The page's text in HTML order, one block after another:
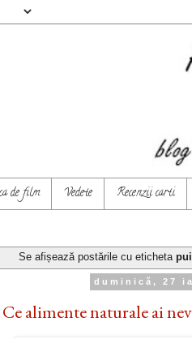
de film Vedete Recenzii carti
Se afișează postările cu eticheta
duminică, 27
Ce alimente naturale ai